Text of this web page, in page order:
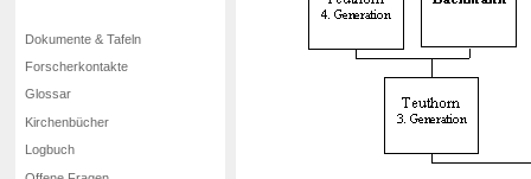
Dokumente & Tafeln
Forscherkontakte
Glossar
Kirchenbücher
Logbuch